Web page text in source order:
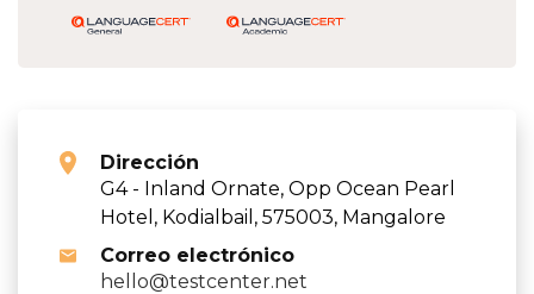
Dirección
G4 - Inland Ornate, Opp Ocean Pearl
Hotel, Kodialbail, 575003, Mangalore
Correo electrónico
hello@testcenter.net